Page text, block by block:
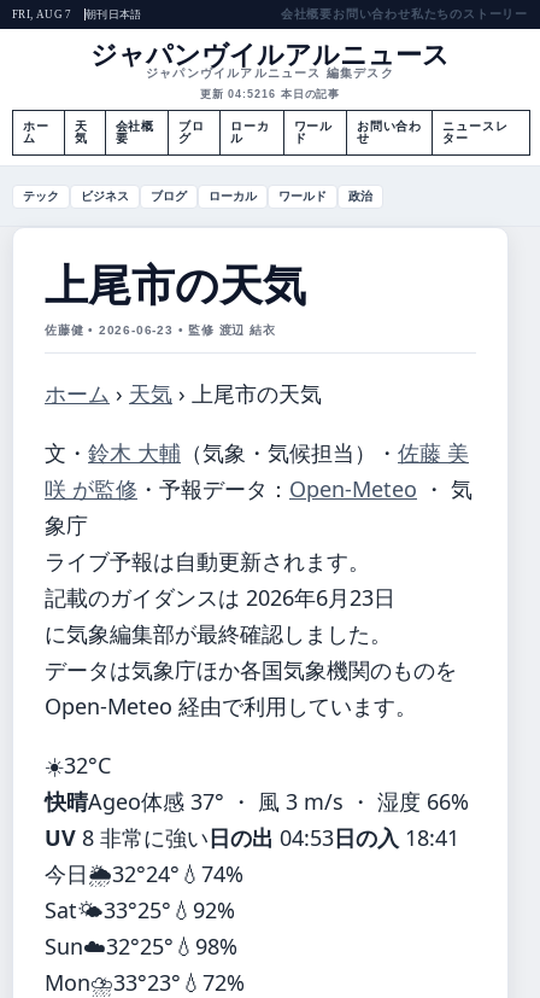
FRI, AUG 7 朝刊 日本語 会社概要お問い合わせ私たちのストーリー
ジャパンヴイルアルニュース
ジャパンヴイルアルニュース 編集デスク
更新 04:5216 本日の記事
ホー
ム
天
気
会社概
要
ブロ
グ
ローカ
ル
ワール
ド
お問い合わ
せ
ニュースレ
ター
テック ビジネス ブログ ローカル ワールド 政治
上尾市の天気
佐藤健 • 2026-06-23 • 監修 渡辺 結衣
ホーム › 天気 › 上尾市の天気
文・ 鈴木 大輔 （気象・気候担当） ・ 佐藤 美
咲 が監修 ・ 予報データ： Open-Meteo ・ 気
象庁
ライブ予報は自動更新されます。
記載のガイダンスは 2026年6月23日
に気象編集部が最終確認しました。
データは気象庁ほか各国気象機関のものを
Open-Meteo 経由で利用しています。
☀️32°C
快晴Ageo体感 37° ・ 風 3 m/s ・ 湿度 66%
UV 8 非常に強い日の出 04:53日の入 18:41
今日🌦️32°24° 💧74%
Sat🌤️33°25° 💧92%
Sun☁️32°25° 💧98%
Mon⛈️33°23° 💧72%